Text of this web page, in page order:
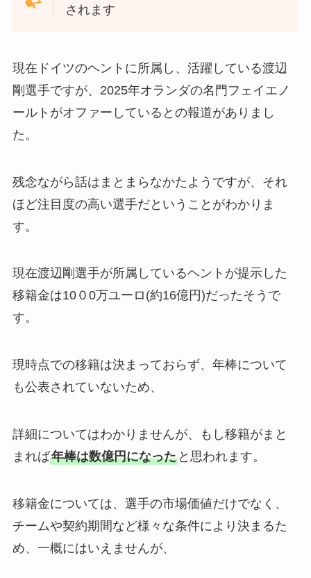
されます
現在ドイツのヘントに所属し、活躍している渡辺
剛選手ですが、2025年オランダの名門フェイエノ
ールトがオファーしているとの報道がありまし
た。
残念ながら話はまとまらなかたようですが、それ
ほど注目度の高い選手だということがわかりま
す。
現在渡辺剛選手が所属しているヘントが提示した
移籍金は10０0万ユーロ(約16億円)だったそうで
す。
現時点での移籍は決まっておらず、年棒について
も公表されていないため、
詳細についてはわかりませんが、もし移籍がまと
まれば年棒は数億円になったと思われます。
移籍金については、選手の市場価値だけでなく、
チームや契約期間など様々な条件により決まるた
め、一概にはいえませんが、